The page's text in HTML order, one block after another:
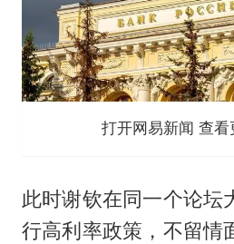
打开网易新闻 查看
此时谢钦在同一个论坛
行高利率政策，不留情